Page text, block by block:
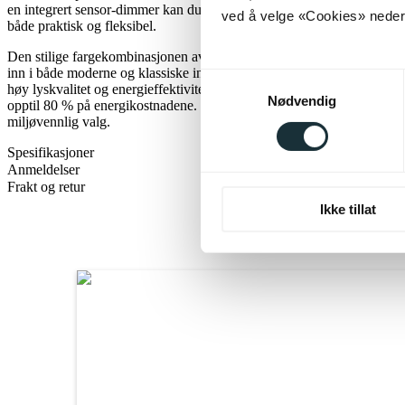
ved å velge «Cookies»
Samtykkevalg
Nødvendig
Ikke tillat
en integrert sensor-dimmer kan du enkelt justere lysstyrken trinnløst
både praktisk og fleksibel.
Den stilige fargekombinasjonen av metall i kaffe og matt sort,
inn i både moderne og klassiske interiørstiler. Lampen er utstyrt med
høy lyskvalitet og energieffektivitet. Sammenlignet med tradisjonelle
opptil 80 % på energikostnadene. LED-lys har også lang levetid,
miljøvennlig valg.
Spesifikasjoner
Anmeldelser
Frakt og retur